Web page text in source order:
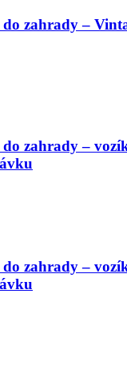
zahrady –
zahrady –
zahrady –